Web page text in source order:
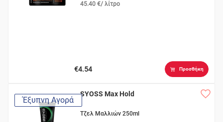
45.40 €/ λίτρο
€4.54 Προσθήκη
Έξυπνη Αγορά
SYOSS Max Hold
Τζελ Μαλλιών 250ml